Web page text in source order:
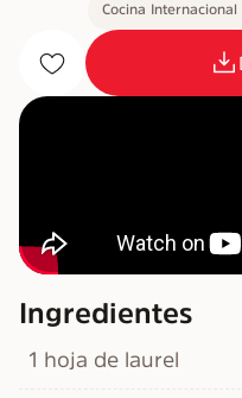
Cocina Internacional
Ingredientes
1 hoja de laurel